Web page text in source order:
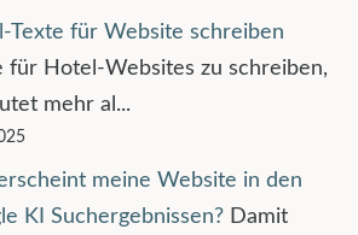
Texte für Website schreiben
für Hotel-Websites zu schreiben,
mehr al...
meine Website in den
KI Suchergebnissen? Damit